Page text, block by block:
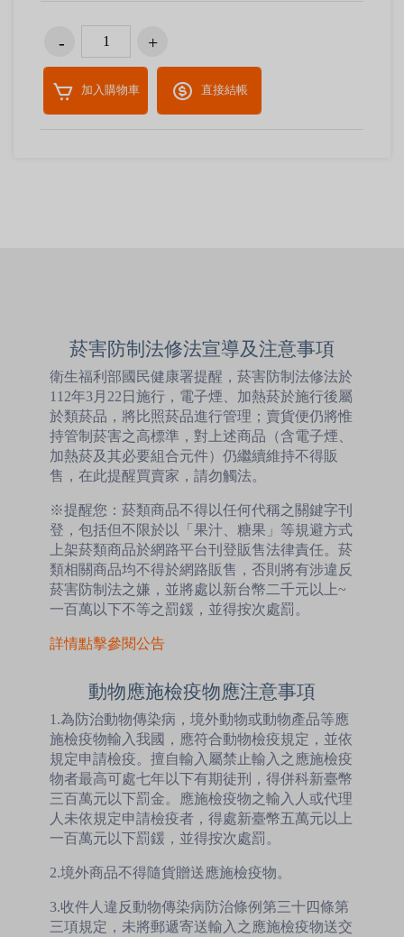
加入購物車 直接結帳
菸害防制法修法宣導及注意事項
衛生福利部國民健康署提醒，菸害防制法修法於
112年3月22日施行，電子煙、加熱菸於施行後屬
於類菸品，將比照菸品進行管理；賣貨便仍將惟
持管制菸害之高標準，對上述商品（含電子煙、
加熱菸及其必要組合元件）仍繼續維持不得販
售，在此提醒買賣家，請勿觸法。
※提醒您：菸類商品不得以任何代稱之關鍵字刊
登，包括但不限於以「果汁、糖果」等規避方式
上架菸類商品於網路平台刊登販售法律責任。菸
類相關商品均不得於網路販售，否則將有涉違反
菸害防制法之嫌，並將處以新台幣二千元以上~
一百萬以下不等之罰鍰，並得按次處罰。
詳情點擊參閱公告
動物應施檢疫物應注意事項
1.為防治動物傳染病，境外動物或動物產品等應
施檢疫物輸入我國，應符合動物檢疫規定，並依
規定申請檢疫。擅自輸入屬禁止輸入之應施檢疫
物者最高可處七年以下有期徒刑，得併科新臺幣
三百萬元以下罰金。應施檢疫物之輸入人或代理
人未依規定申請檢疫者，得處新臺幣五萬元以上
一百萬元以下罰鍰，並得按次處罰。
2.境外商品不得隨貨贈送應施檢疫物。
3.收件人違反動物傳染病防治條例第三十四條第
三項規定，未將郵遞寄送輸入之應施檢疫物送交